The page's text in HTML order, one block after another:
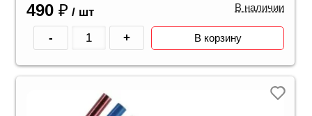
490 ₽ / шт
В наличии
- + В корзину